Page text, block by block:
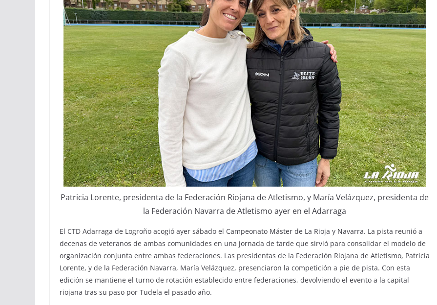
Patricia Lorente, presidenta de la Federación Riojana de Atletismo, y María Velázquez, presidenta de
la Federación Navarra de Atletismo ayer en el Adarraga
El CTD Adarraga de Logroño acogió ayer sábado el Campeonato Máster de La Rioja y Navarra. La pista reunió a
decenas de veteranos de ambas comunidades en una jornada de tarde que sirvió para consolidar el modelo de
organización conjunta entre ambas federaciones. Las presidentas de la Federación Riojana de Atletismo, Patricia
Lorente, y de la Federación Navarra, María Velázquez, presenciaron la competición a pie de pista. Con esta
edición se mantiene el turno de rotación establecido entre federaciones, devolviendo el evento a la capital
riojana tras su paso por Tudela el pasado año.